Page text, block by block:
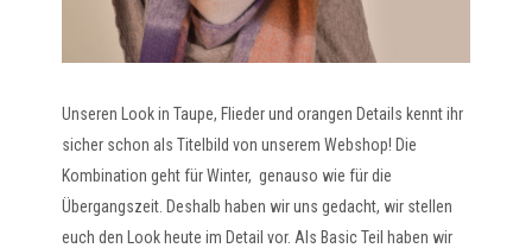
Unseren Look in Taupe, Flieder und orangen Details kennt ihr
sicher schon als Titelbild von unserem Webshop! Die
Kombination geht für Winter, genauso wie für die
Übergangszeit. Deshalb haben wir uns gedacht, wir stellen
euch den Look heute im Detail vor. Als Basic Teil haben wir